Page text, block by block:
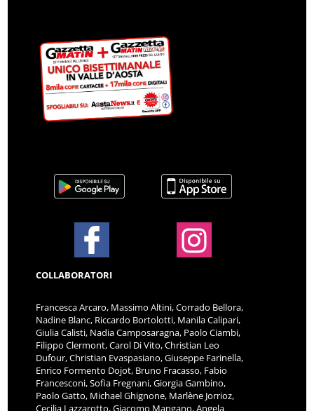
COLLABORATORI
Francesca Arcaro, Massimo Altini, Corrado Bellora,
Nadine Blanc, Riccardo Bortolotti, Manila Calipari,
Giulia Calisti, Nadia Camposaragna, Paolo Ciambi,
Filippo Clermont, Carol Di Vito, Christian Leo
Dufour, Christian Evaspasiano, Giuseppe Farinella,
Enrico Formento Dojot, Bruno Fracasso, Fabio
Francesconi, Sofia Fregnani, Giorgia Gambino,
Paolo Gatto, Michael Ghignone, Marlène Jorrioz,
Cecilia Lazzarotto, Giacomo Mangano, Angela